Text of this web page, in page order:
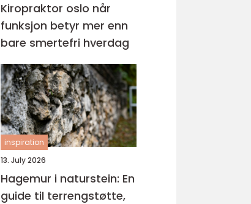
Kiropraktor oslo når
funksjon betyr mer enn
bare smertefri hverdag
inspiration
13. July 2026
Hagemur i naturstein: En
guide til terrengstøtte,